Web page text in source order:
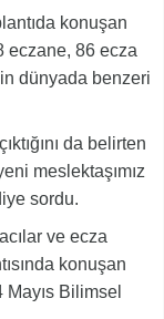
konuşan
eczane, 86 ecza
dünyada benzeri
da belirten
meslektaşımız
sordu.
ve ecza
konuşan
Bilimsel